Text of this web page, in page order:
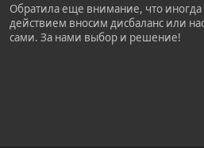
Обратила еще внимание, что
действием вносим дисбаланс или
сами. За нами выбор и решение!